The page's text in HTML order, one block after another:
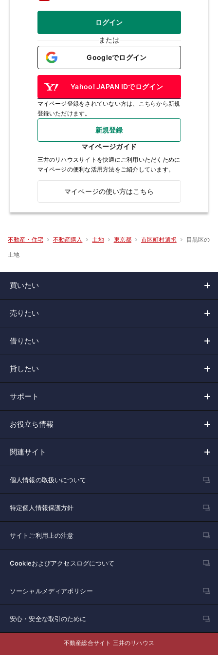
ログイン
または
Googleでログイン
Yahoo! JAPAN IDでログイン
マイページ登録をされていない方は、こちらから新規
登録いただけます。
新規登録
マイページガイド
三井のリハウスサイトを快適にご利用いただくために
マイページの便利な活用方法をご紹介しています。
マイページの使い方はこちら
不動産・住宅 不動産購入 土地 東京都 市区町村選択 目黒区の
土地
買いたい
売りたい
借りたい
貸したい
サポート
お役立ち情報
関連サイト
個人情報の取扱いについて
特定個人情報保護方針
サイトご利用上の注意
Cookieおよびアクセスログについて
ソーシャルメディアポリシー
安心・安全な取引のために
不動産総合サイト 三井のリハウス